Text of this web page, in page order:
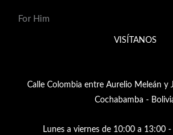
For Him
VISÍTANOS
Calle Colombia entre Aurelio Meleán y
Cochabamba -
Lunes a viernes de 10:00 a 13:00